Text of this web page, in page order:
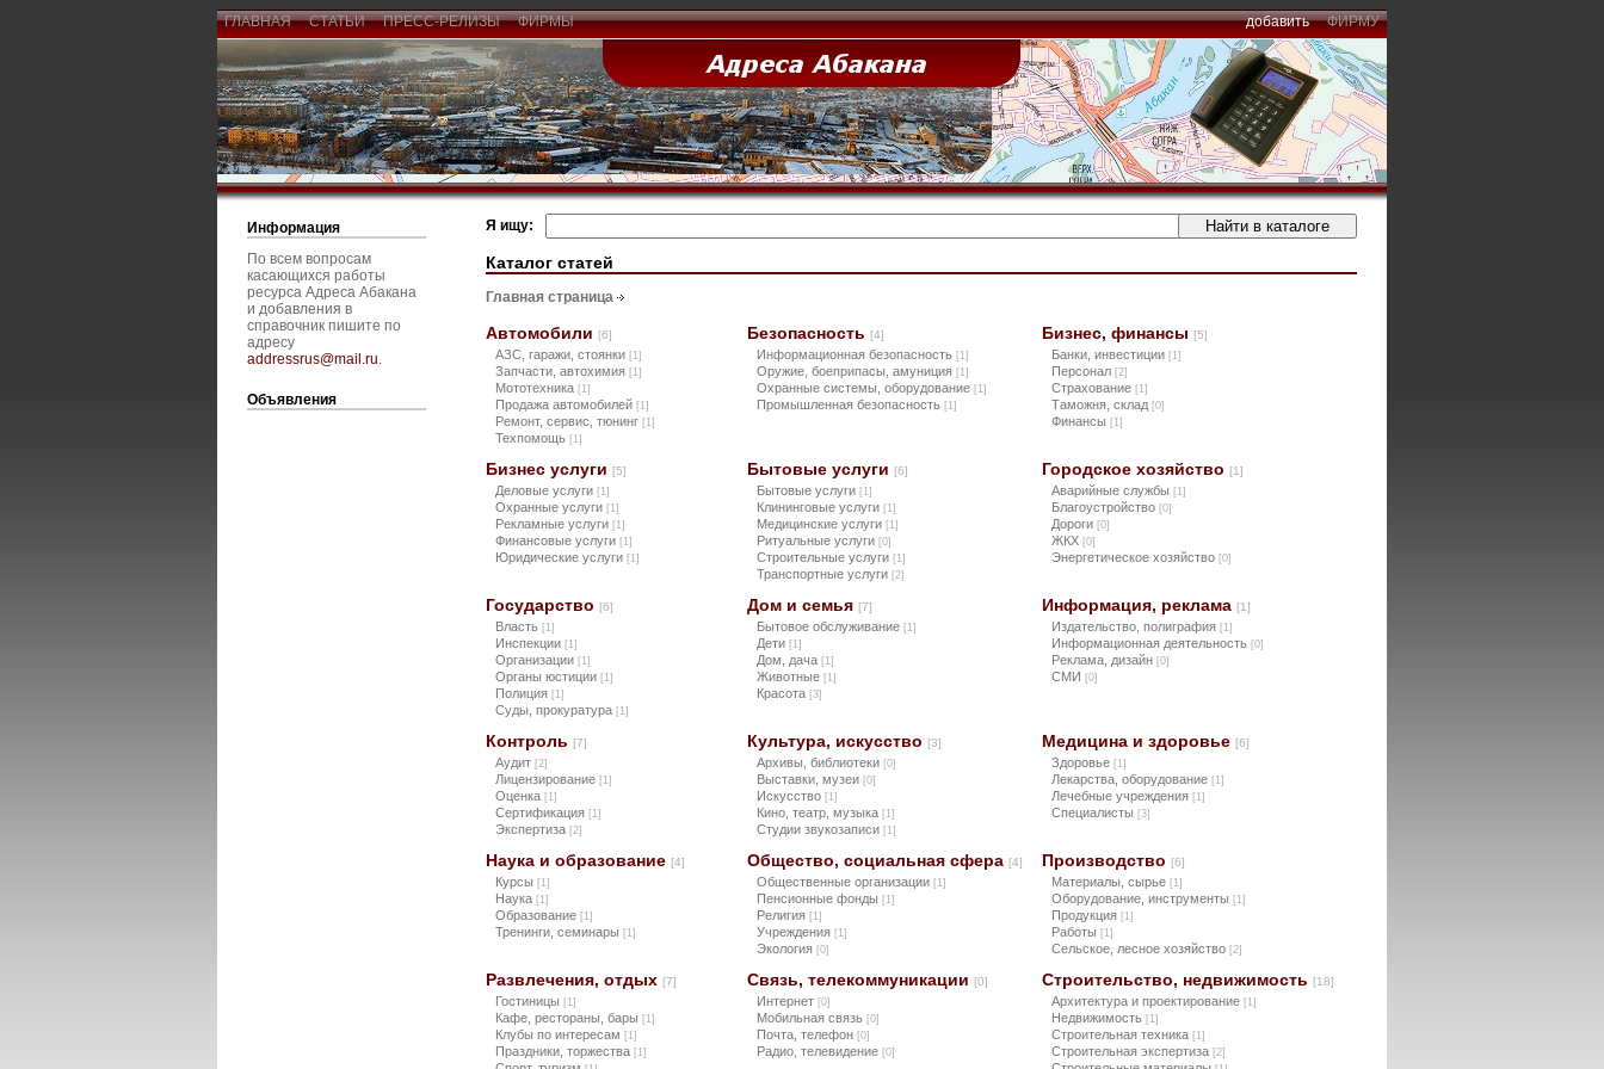
ГЛАВНАЯ СТАТЬИ ПРЕСС-РЕЛИЗЫ ФИРМЫ добавить ФИРМУ
Информация
По всем вопросам
касающихся работы
ресурса Адреса Абакана
и добавления в
справочник пишите по
адресу
addressrus@mail.ru.
Объявления
Я ищу:
Каталог статей
Главная страница
Автомобили [6]
АЗС, гаражи, стоянки [1]
Запчасти, автохимия [1]
Мототехника [1]
Продажа автомобилей [1]
Ремонт, сервис, тюнинг [1]
Техпомощь [1]
Безопасность [4]
Информационная безопасность [1]
Оружие, боеприпасы, амуниция [1]
Охранные системы, оборудование [1]
Промышленная безопасность [1]
Бизнес, финансы [5]
Банки, инвестиции [1]
Персонал [2]
Страхование [1]
Таможня, склад [0]
Финансы [1]
Бизнес услуги [5]
Деловые услуги [1]
Охранные услуги [1]
Рекламные услуги [1]
Финансовые услуги [1]
Юридические услуги [1]
Бытовые услуги [6]
Бытовые услуги [1]
Клининговые услуги [1]
Медицинские услуги [1]
Ритуальные услуги [0]
Строительные услуги [1]
Транспортные услуги [2]
Городское хозяйство [1]
Аварийные службы [1]
Благоустройство [0]
Дороги [0]
ЖКХ [0]
Энергетическое хозяйство [0]
Государство [6]
Власть [1]
Инспекции [1]
Организации [1]
Органы юстиции [1]
Полиция [1]
Суды, прокуратура [1]
Дом и семья [7]
Бытовое обслуживание [1]
Дети [1]
Дом, дача [1]
Животные [1]
Красота [3]
Информация, реклама [1]
Издательство, полиграфия [1]
Информационная деятельность [0]
Реклама, дизайн [0]
СМИ [0]
Контроль [7]
Аудит [2]
Лицензирование [1]
Оценка [1]
Сертификация [1]
Экспертиза [2]
Культура, искусство [3]
Архивы, библиотеки [0]
Выставки, музеи [0]
Искусство [1]
Кино, театр, музыка [1]
Студии звукозаписи [1]
Медицина и здоровье [6]
Здоровье [1]
Лекарства, оборудование [1]
Лечебные учреждения [1]
Специалисты [3]
Наука и образование [4]
Курсы [1]
Наука [1]
Образование [1]
Тренинги, семинары [1]
Общество, социальная сфера [4]
Общественные организации [1]
Пенсионные фонды [1]
Религия [1]
Учреждения [1]
Экология [0]
Производство [6]
Материалы, сырье [1]
Оборудование, инструменты [1]
Продукция [1]
Работы [1]
Сельское, лесное хозяйство [2]
Развлечения, отдых [7]
Гостиницы [1]
Кафе, рестораны, бары [1]
Клубы по интересам [1]
Праздники, торжества [1]
Связь, телекоммуникации [0]
Интернет [0]
Мобильная связь [0]
Почта, телефон [0]
Радио, телевидение [0]
Строительство, недвижимость [18]
Архитектура и проектирование [1]
Недвижимость [1]
Строительная техника [1]
Строительная экспертиза [2]